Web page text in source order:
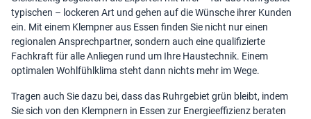
typischen – lockeren Art und gehen auf die Wünsche ihrer Kunden
ein. Mit einem Klempner aus Essen finden Sie nicht nur einen
regionalen Ansprechpartner, sondern auch eine qualifizierte
Fachkraft für alle Anliegen rund um Ihre Haustechnik. Einem
optimalen Wohlfühlklima steht dann nichts mehr im Wege.
Tragen auch Sie dazu bei, dass das Ruhrgebiet grün bleibt, indem
Sie sich von den Klempnern in Essen zur Energieeffizienz beraten